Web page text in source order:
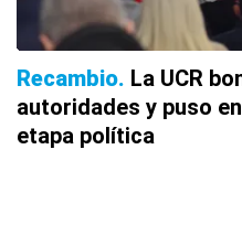
Recambio La UCR
autoridades y puso
etapa política